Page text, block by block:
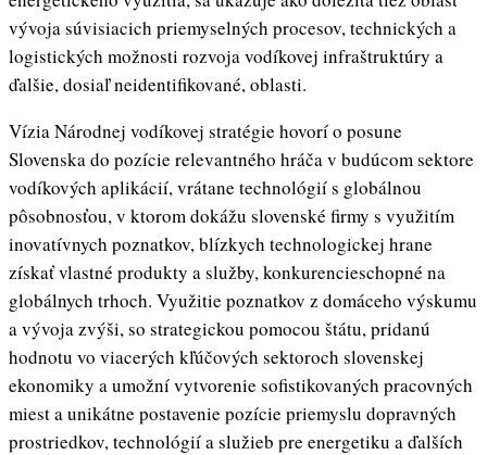
vývoja súvisiacich priemyselných procesov, technických a
logistických možnosti rozvoja vodíkovej infraštruktúry a
ďalšie, dosiaľ neidentifikované, oblasti.
Vízia Národnej vodíkovej stratégie hovorí o posune
Slovenska do pozície relevantného hráča v budúcom sektore
vodíkových aplikácií, vrátane technológií s globálnou
pôsobnosťou, v ktorom dokážu slovenské firmy s využitím
inovatívnych poznatkov, blízkych technologickej hrane
získať vlastné produkty a služby, konkurencieschopné na
globálnych trhoch. Využitie poznatkov z domáceho výskumu
a vývoja zvýši, so strategickou pomocou štátu, pridanú
hodnotu vo viacerých kľúčových sektoroch slovenskej
ekonomiky a umožní vytvorenie sofistikovaných pracovných
miest a unikátne postavenie pozície priemyslu dopravných
prostriedkov, technológií a služieb pre energetiku a ďalších